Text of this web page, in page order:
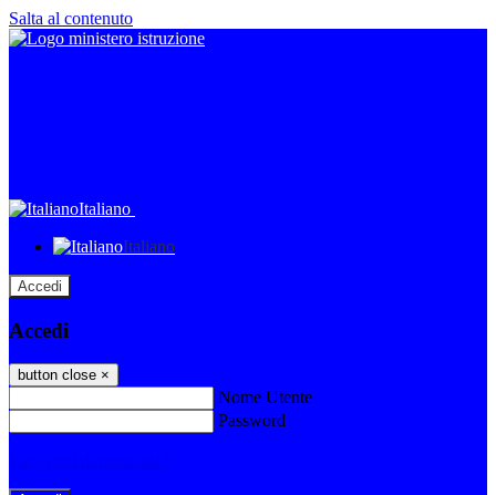
Salta al contenuto
Italiano
Italiano
Accedi
Accedi
button close ×
Nome Utente
Password